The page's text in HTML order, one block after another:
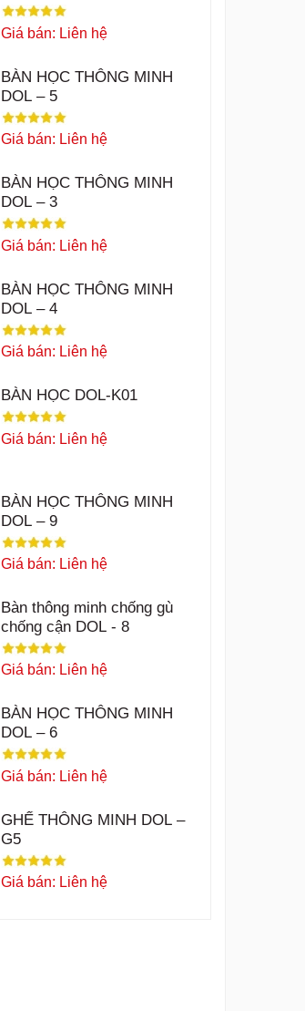
Giá bán: Liên hệ
BÀN HỌC THÔNG MINH
DOL – 5
Giá bán: Liên hệ
BÀN HỌC THÔNG MINH
DOL – 3
Giá bán: Liên hệ
BÀN HỌC THÔNG MINH
DOL – 4
Giá bán: Liên hệ
BÀN HỌC DOL-K01
Giá bán: Liên hệ
BÀN HỌC THÔNG MINH
DOL – 9
Giá bán: Liên hệ
Bàn thông minh chống gù
chống cận DOL - 8
Giá bán: Liên hệ
BÀN HỌC THÔNG MINH
DOL – 6
Giá bán: Liên hệ
GHẾ THÔNG MINH DOL –
G5
Giá bán: Liên hệ